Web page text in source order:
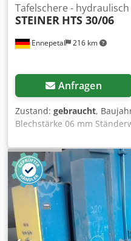
Ennepetal 216 km
Tafelschere - hydraulisch
STEINER HTS 30/06
Anfragen
Zustand: gebraucht,
Blechstärke 06 mm
mm Hub 180 mm
1015 mm Anzahl
Gesamtleistungsbedarf 12
Raumbedarf ca. 3,8 x 2,65 x
überholt und mit einem
ausgestattet. Maschine ist
Hinteranschlag
eine